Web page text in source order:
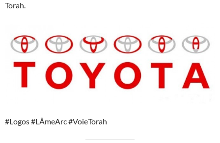
Torah.
#Logos #LÂmeArc #VoieTorah